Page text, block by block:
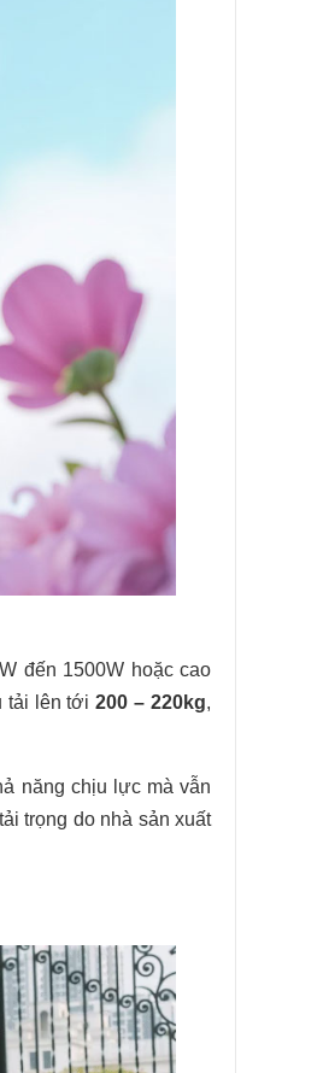
đến 1500W hoặc cao
tải lên tới200 – 220kg,
năng chịu lực mà vẫn
trọng do nhà sản xuất